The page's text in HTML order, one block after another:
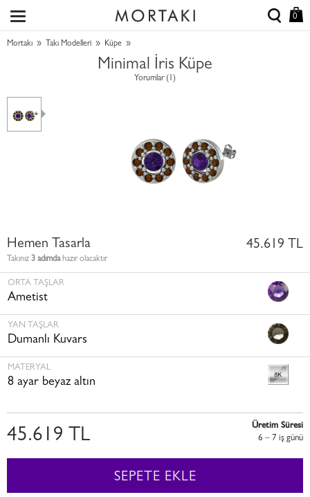
0
Mortakı » Takı Modelleri » Küpe »
Minimal İris Küpe
Yorumlar (1)
Hemen Tasarla
Takınız 3 adımdahazır olacaktır
45.619 TL
ORTA TAŞLAR
Ametist
YAN TAŞLAR
Dumanlı Kuvars
MATERYAL
8 ayar beyaz altın
45.619 TL
Üretim Süresi
6 – 7 i̇ş günü
SEPETE EKLE